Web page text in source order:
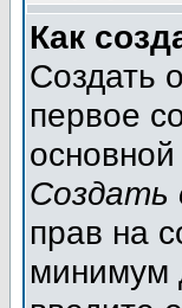
Как
Создать
первое
Создать
прав на
минимум